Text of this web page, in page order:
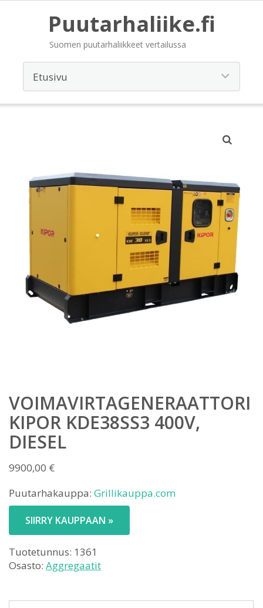
Puutarhaliike.fi
Suomen puutarhaliikkeet vertailussa
VOIMAVIRTAGENERAATTORI
KIPOR KDE38SS3 400V,
DIESEL
9900,00 €
Puutarhakauppa: Grillikauppa.com
SIIRRY KAUPPAAN »
Tuotetunnus: 1361
Osasto: Aggregaatit